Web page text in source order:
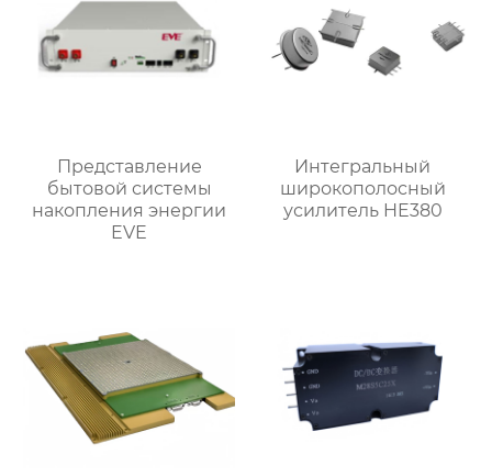
Представление
бытовой системы
накопления энергии
EVE
Интегральный
широкополосный
усилитель HE380